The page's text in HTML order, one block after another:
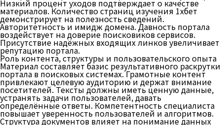
Низкий процент уходов подтверждает о качестве
материалов. Количество страниц изучения 1хбет
демонстрирует на полезность сведений.
Авторитетность и имидж домена. Давность портала
воздействует на доверие поисковиков сервисов.
Присутствие надёжных входящих линков увеличивает
репутацию портала.
Роль контента, структуры и пользовательского опыта
Материал составляет базис результативного раскрутки
портала в поисковых системах. Грамотные контент
привлекают целевую аудиторию и держат внимание
посетителей. Тексты должны иметь ценную данные,
устранять задачи пользователей, давать
определённые ответы. Компетентность специалиста
повышает уверенность пользователей и алгоритмов.
Структура документов влияет на понимание данных